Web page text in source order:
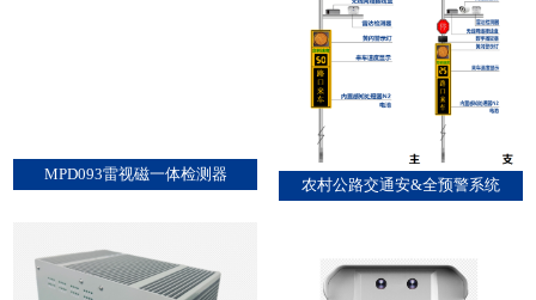
MPD093雷视磁一体检测器
农村公路交通安&全预警系统